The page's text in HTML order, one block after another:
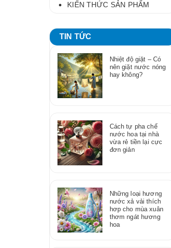
KIẾN THỨC SẢN PHẨM
TIN TỨC
Nhiệt độ giặt – Có
nên giặt nước nóng
hay không?
Cách tự pha chế
nước hoa tại nhà
vừa rẻ tiền lại cực
đơn giản
Những loại hương
nước xả vải thích
hơp cho mùa xuân
thơm ngát hương
hoa